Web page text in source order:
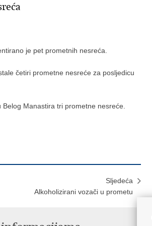
je pet prometnih nesreća.
četiri prometne nesreće za posljedicu
Manastira tri prometne nesreće.
Sljedeća
Alkoholizirani vozači u prometu